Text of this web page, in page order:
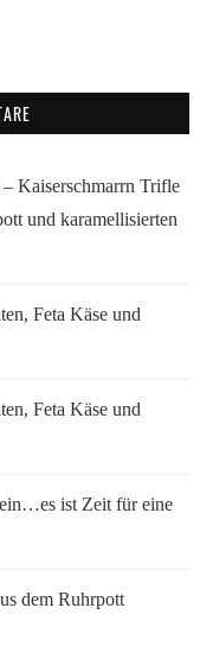
Kaiserschmarrn Trifle
und karamellisierten
Feta Käse und
Feta Käse und
ist Zeit für eine
dem Ruhrpott